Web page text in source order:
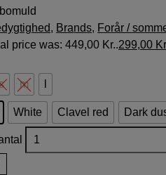
, Brands, Forår /
price was: 449,00 Kr..299,00
m
White Clavel red Dark